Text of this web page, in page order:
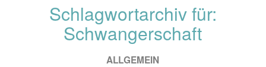
Schlagwortarchiv für:
Schwangerschaft
ALLGEMEIN